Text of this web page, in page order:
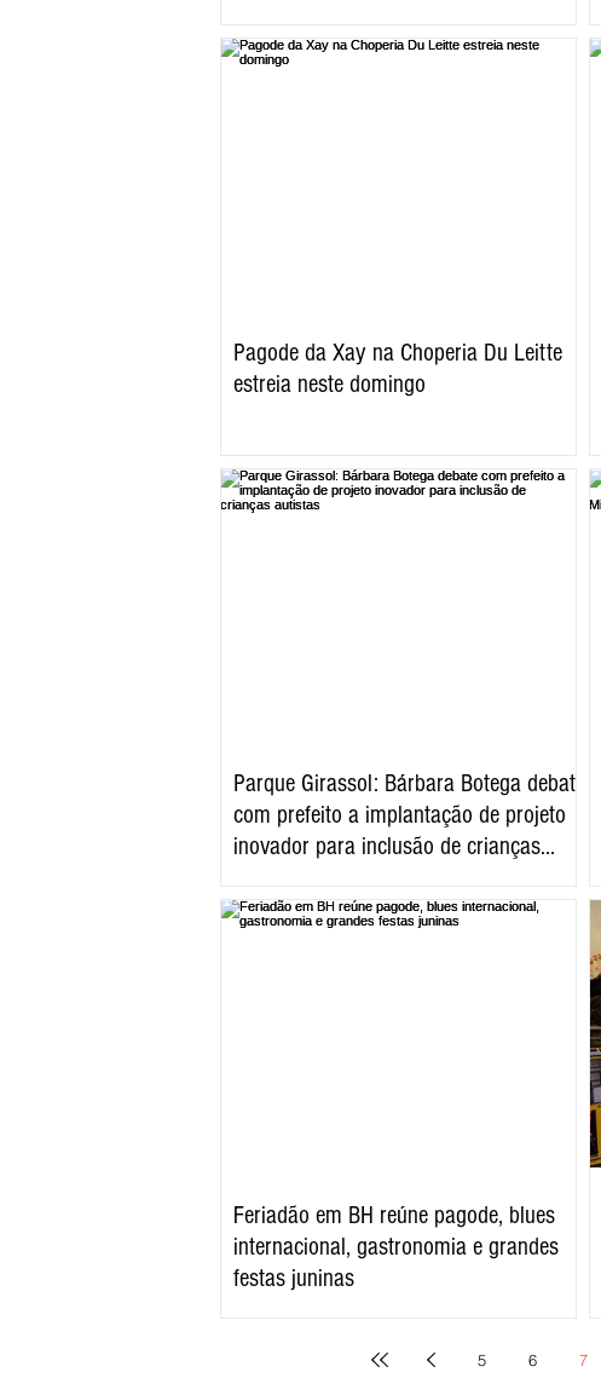
Pagode da Xay na Choperia Du Leitte
estreia neste domingo
Parque Girassol: Bárbara Botega debate
com prefeito a implantação de projeto
inovador para inclusão de crianças
Feriadão em BH reúne pagode, blues
internacional, gastronomia e grandes
festas juninas
5 6 7